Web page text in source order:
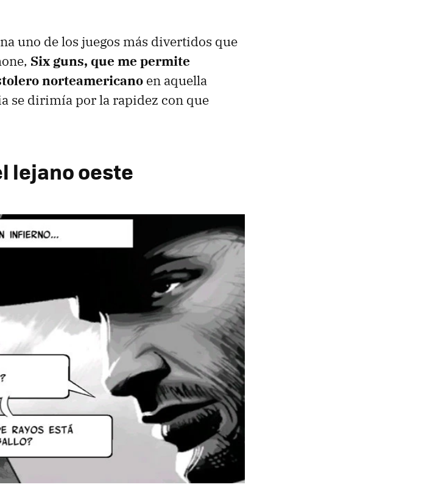
uno de los juegos más divertidos que
Six guns, que me permite
norteamericano en aquella
se dirimía por la rapidez con que
lejano oeste